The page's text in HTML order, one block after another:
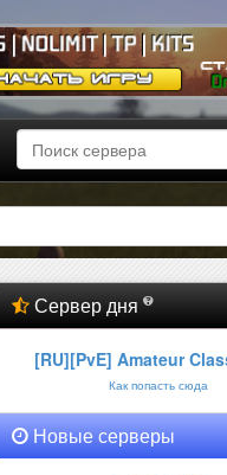
Сервер дня
[RU][PvE] Amateur
Как попасть сюда
Новые серверы